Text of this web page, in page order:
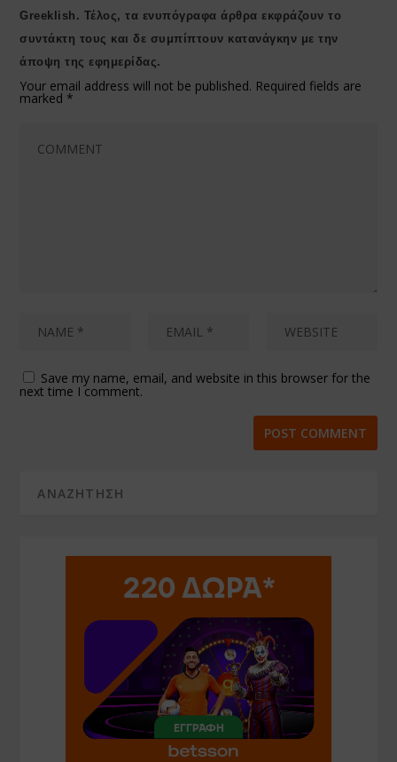
Greeklish. Τέλος, τα ενυπόγραφα άρθρα εκφράζουν το
συντάκτη τους και δε συμπίπτουν κατανάγκην με την
άποψη της εφημερίδας.
Your email address will not be published. Required fields are
marked *
Save my name, email, and website in this browser for the
next time I comment.